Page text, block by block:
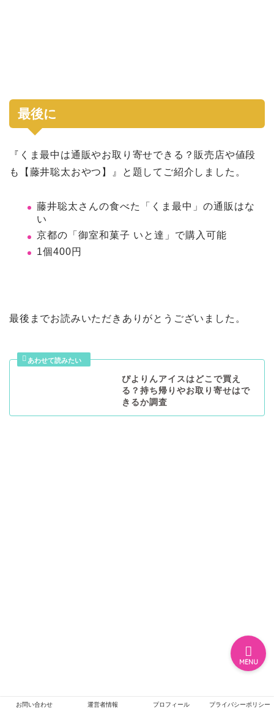
最後に
『くま最中は通販やお取り寄せできる？販売店や値段
も【藤井聡太おやつ】』と題してご紹介しました。
藤井聡太さんの食べた「くま最中」の通販はな
い
京都の「御室和菓子 いと達」で購入可能
1個400円
最後までお読みいただきありがとうございました。
ぴよりんアイスはどこで買え
る？持ち帰りやお取り寄せはで
きるか調査
お問い合わせ 運営者情報 プロフィール プライバシーポリシー
MENU